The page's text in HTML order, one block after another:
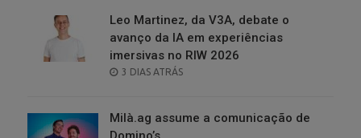
Leo Martinez, da V3A, debate o
avanço da IA em experiências
imersivas no RIW 2026
POSTED
3 DIAS ATRÁS
Milà.ag assume a comunicação de